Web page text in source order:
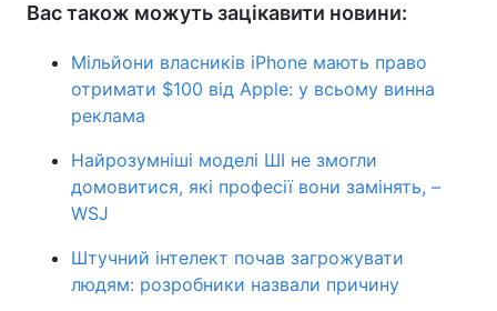
Вас також можуть зацікавити новини:
Мільйони власників iPhone мають право
отримати $100 від Apple: у всьому винна
реклама
Найрозумніші моделі ШІ не змогли
домовитися, які професії вони замінять, –
WSJ
Штучний інтелект почав загрожувати
людям: розробники назвали причину